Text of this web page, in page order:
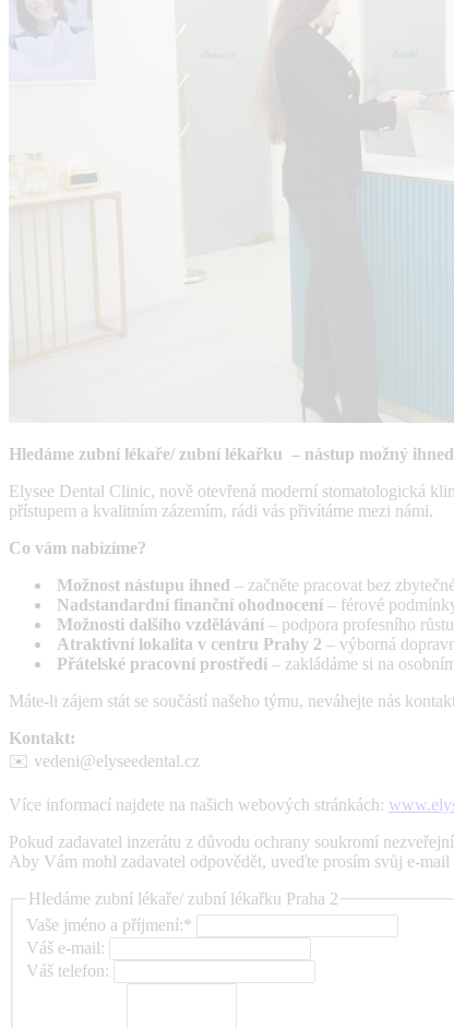
Hledáme zubní lékaře/ zubní lékařku – nástup možný ihned
Elysee Dental Clinic, nově otevřená moderní stomatologická
přístupem a kvalitním zázemím, rádi vás přivítáme mezi námi.
Co vám nabízíme?
Možnost nástupu ihned – začněte pracovat bez
Nadstandardní finanční ohodnocení – férové
Možnosti dalšího vzdělávání – podpora profesního
Atraktivní lokalita v centru Prahy 2 – výborná
Přátelské pracovní prostředí – zakládáme si na
Máte-li zájem stát se součástí našeho týmu, neváhejte nás
Kontakt:
✉️ vedeni@elyseedental.cz
Více informací najdete na našich webových stránkách:
Pokud zadavatel inzerátu z důvodu ochrany soukromí
Aby Vám mohl zadavatel odpovědět, uveďte prosím svůj e-
Hledáme zubní lékaře/ zubní lékařku Praha 2
Vaše jméno a příjmení:*
Váš e-mail:
Váš telefon: